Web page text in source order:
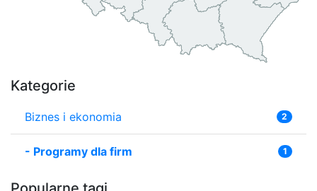
Kategorie
Biznes i ekonomia 2
- Programy dla firm 1